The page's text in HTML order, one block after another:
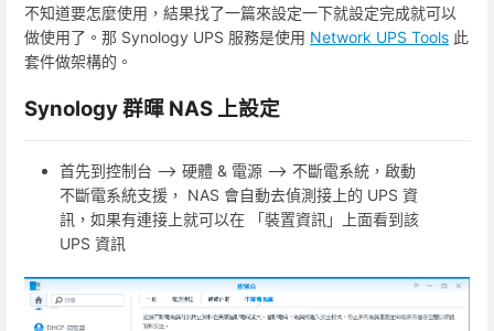
不知道要怎麼使用，結果找了一篇來設定一下就設定完成就可以
做使用了。那 Synology UPS 服務是使用 Network UPS Tools 此
套件做架構的。
Synology 群暉 NAS 上設定
首先到控制台 --> 硬體 & 電源 --> 不斷電系統，啟動
不斷電系統支援， NAS 會自動去偵測接上的 UPS 資
訊，如果有連接上就可以在 「裝置資訊」上面看到該
UPS 資訊